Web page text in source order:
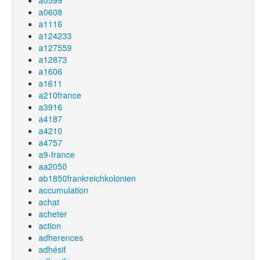
a0608
a1116
a124233
a127559
a12873
a1606
a1611
a210france
a3916
a4187
a4210
a4757
a9-france
aa2050
ab1850frankreichkolonien
accumulation
achat
acheter
action
adherences
adhésif